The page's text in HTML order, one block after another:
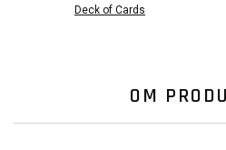
Deck of Cards
OM